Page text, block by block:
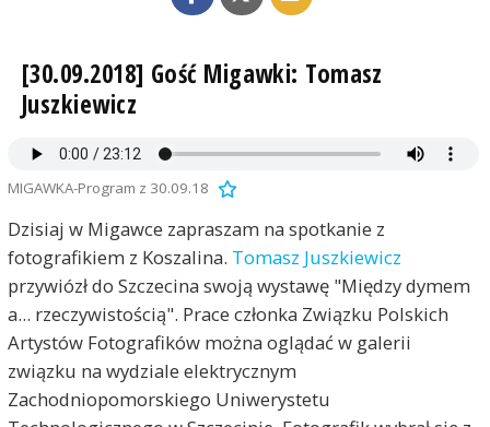
[30.09.2018] Gość Migawki: Tomasz
Juszkiewicz
MIGAWKA-Program z 30.09.18
Dzisiaj w Migawce zapraszam na spotkanie z
fotografikiem z Koszalina. Tomasz Juszkiewicz
przywiózł do Szczecina swoją wystawę "Między dymem
a... rzeczywistością". Prace członka Związku Polskich
Artystów Fotografików można oglądać w galerii
związku na wydziale elektrycznym
Zachodniopomorskiego Uniwerystetu